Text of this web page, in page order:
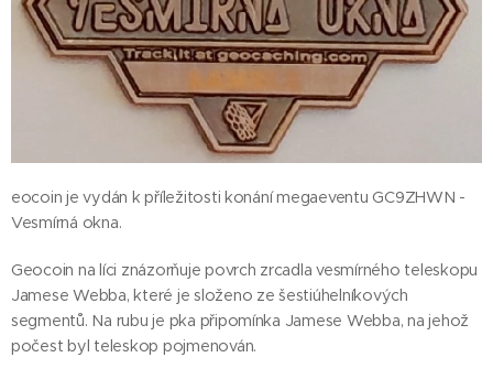
eocoin je vydán k příležitosti konání megaeventu GC9ZHWN -
Vesmírná okna.
Geocoin na líci znázorňuje povrch zrcadla vesmírného teleskopu
Jamese Webba, které je složeno ze šestiúhelníkových
segmentů. Na rubu je pka připomínka Jamese Webba, na jehož
počest byl teleskop pojmenován.